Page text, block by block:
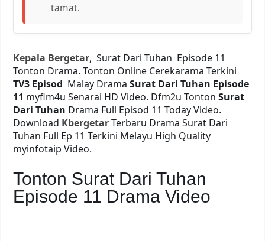
tamat.
Kepala Bergetar, Surat Dari Tuhan Episode 11
Tonton Drama. Tonton Online Cerekarama Terkini
TV3 Episod Malay DramaSurat Dari Tuhan Episode
11 myflm4u Senarai HD Video. Dfm2u TontonSurat
Dari Tuhan Drama Full Episod 11 Today Video.
Download KbergetarTerbaru Drama Surat Dari
Tuhan Full Ep 11 Terkini Melayu High Quality
myinfotaip Video.
Tonton Surat Dari Tuhan
Episode 11 Drama Video